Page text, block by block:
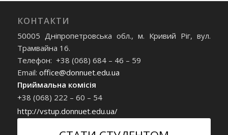
КОНТАКТИ
50005 Дніпропетровська обл., м. Кривий Ріг, вул.
Трамвайна 16.
Телефон: +38 (068) 684 – 46 – 59
Email: office@donnuet.edu.ua
Приймальна комісія
+38 (068) 222 – 60 – 54
http://vstup.donnuet.edu.ua/